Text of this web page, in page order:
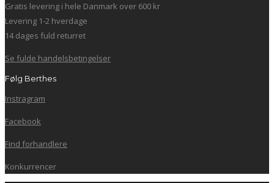
Gratis levering i hele Danmark over 600 kr
Levering 1-2 hverdage
14 dages fuld returret
Se fulde handelsbetingelser
Følg Berthes
Instragram
Facebook
Find forhandlere
Konkurrencer